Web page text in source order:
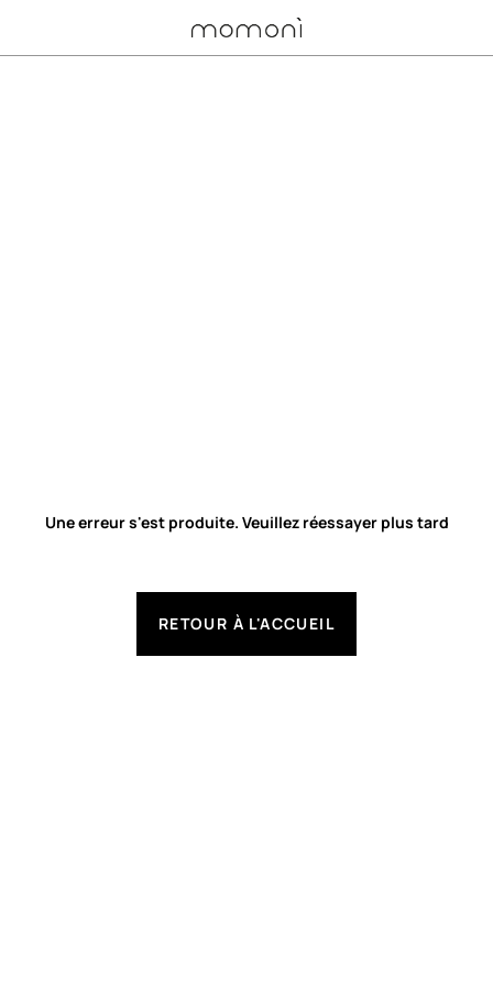
Une erreur s'est produite. Veuillez réessayer plus tard
RETOUR À L'ACCUEIL